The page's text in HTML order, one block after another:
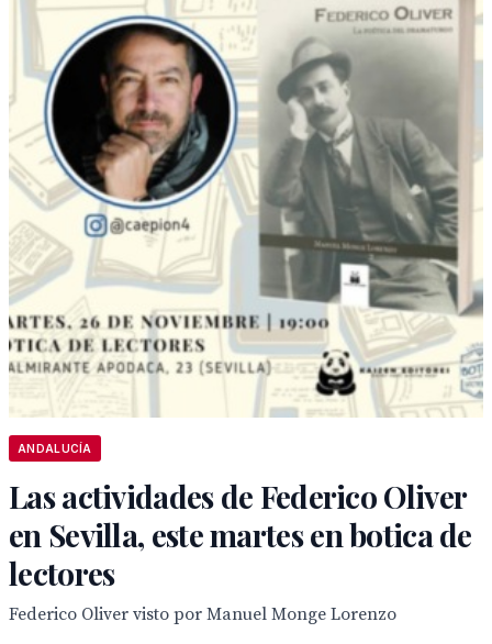
ANDALUCÍA
Las actividades de Federico Oliver
en Sevilla, este martes en botica de
lectores
Federico Oliver visto por Manuel Monge Lorenzo